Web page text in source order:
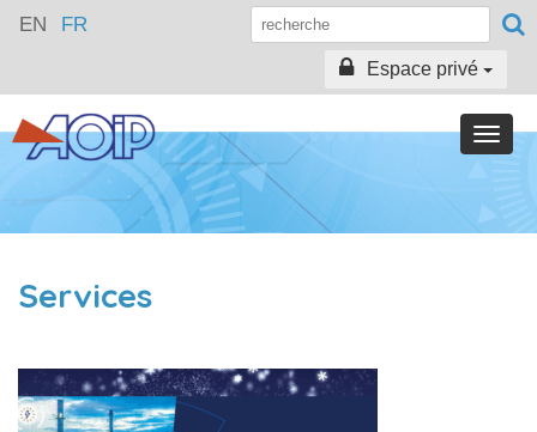
EN FR
Espace privé
Toggle
Services